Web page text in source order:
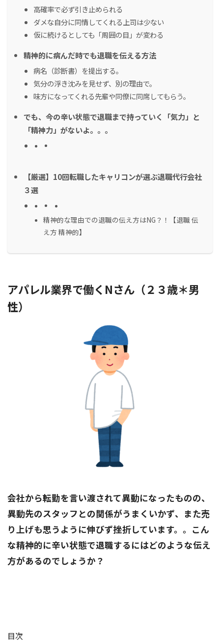
高確率で必ず引き止められる
ダメな自分に同情してくれる上司は少ない
仮に続けるとしても「周囲の目」が変わる
精神的に病んだ時でも退職を伝える方法
病名（診断書）を提出する。
気分の浮き沈みを見せず、別の理由で。
味方になってくれる先輩や同僚に同席してもらう。
でも、今の辛い状態で退職まで持っていく「気力」と
「精神力」がないよ。。。
【厳選】10回転職したキャリコンが選ぶ退職代行会社
３選
精神的な理由での退職の伝え方はNG？！【退職 伝
え方 精神的】
アパレル業界で働くNさん（２３歳＊男
性）
会社から転勤を言い渡されて異動になったものの、
異動先のスタッフとの関係がうまくいかず、また売
り上げも思うように伸びず挫折しています。。こん
な精神的に辛い状態で退職するにはどのような伝え
方があるのでしょうか？
目次